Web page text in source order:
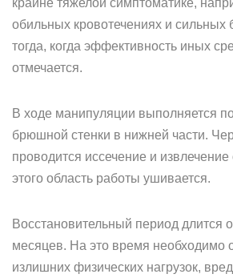
крайне тяжелой симптоматике,
обильных кровотечениях и сильных
тогда, когда эффективность иных
отмечается.
В ходе манипуляции выполняется
брюшной стенки в нижней части.
проводится иссечение и
этого область работы ушивается.
Восстановительный период длится
месяцев. На это время необходимо
излишних физических нагрузок,